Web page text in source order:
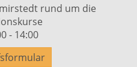
rund um die
- 14:00